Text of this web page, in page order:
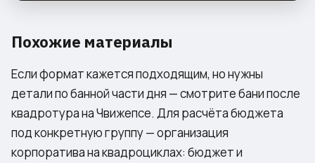
Похожие материалы
Если формат кажется подходящим, но нужны
детали по банной части дня — смотритебани после
квадротура на Чвижепсе. Для расчёта бюджета
под конкретную группу —организация
корпоратива на квадроциклах: бюджет и